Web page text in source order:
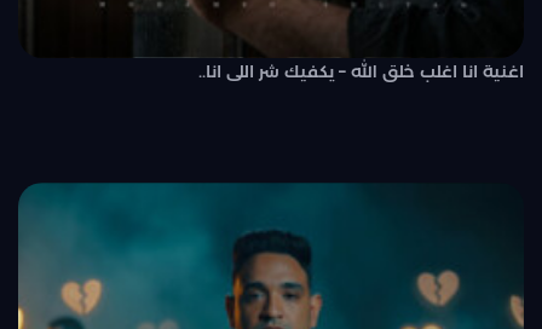
اغنية انا اغلب خلق الله – يكفيك شر اللى انا..